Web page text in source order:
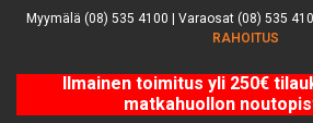
Myymälä (08) 535 4100 | Varaosat (08) 535
RAHOITUS
Ilmainen toimitus yli 250€
matkahuollon